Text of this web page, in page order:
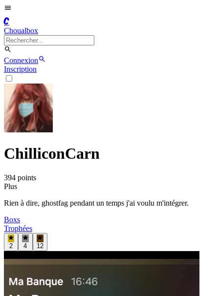
C
Choualbox
Connexion
Inscription
ChilliconCarn
394 points
Plus
Rien à dire, ghostfag pendant un temps j'ai voulu m'intégrer.
Boxs
Trophées
2 4 12